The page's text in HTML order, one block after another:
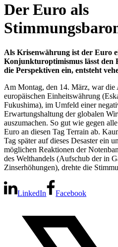
Der Euro als
Als Krisenwährung ist der Euro
Konjunkturoptimismus lässt den
die Perspektiven ein, entsteht
Am Montag, den 14. März, war die
europäischen Einheitswährung
Fukushima), im Umfeld einer
Erwartungshaltung der globalen
auszumachen. So gut wie gegen
Euro an diesen Tag Terrain ab.
Tag später auf dieses Desaster ein
möglichen Reaktionen der
des Welthandels (Aufschub der in
Zinserhöhungen), drehte die
LinkedIn Facebook